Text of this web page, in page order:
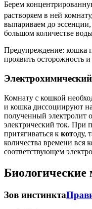
Берем
растворяем в ней
выпариваем до
большом количестве
Предупреждение: кошка
проявить осторожность
Комнату с кошкой
и кошка диссоциируют
полученный электролит
электрический ток. При
притягиваться к котоду,
количества времени вся
соответствующем
Биологические
Зов инстинкта